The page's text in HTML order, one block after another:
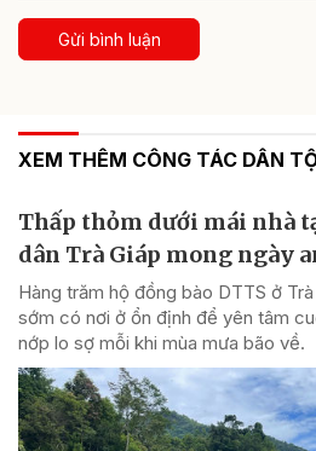
Gửi bình luận
XEM THÊM CÔNG TÁC DÂN
Thấp thỏm dưới mái nhà
dân Trà Giáp mong ngày
Hàng trăm hộ đồng bào DTTS ở
sớm có nơi ở ổn định để yên tâm
nớp lo sợ mỗi khi mùa mưa bão về.